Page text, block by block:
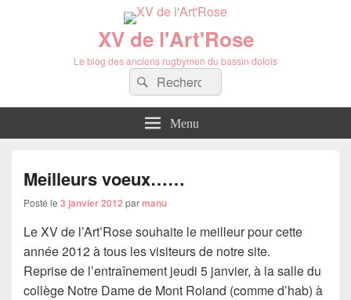
XV de l'Art'Rose
Le blog des anciens rugbymen du bassin dolois
Recherche :
Rechercher
Menu
Meilleurs voeux……
Posté le 3 janvier 2012 parmanu
Le XV de l’Art’Rose souhaite le meilleur pour cette
année 2012 à tous les visiteurs de notre site.
Reprise de l’entraînement jeudi 5 janvier, à la salle du
collège Notre Dame de Mont Roland (comme d’hab) à